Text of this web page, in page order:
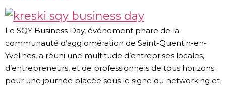
Le SQY Business Day, événement phare de la
communauté d’agglomération de Saint-Quentin-en-
Yvelines, a réuni une multitude d’entreprises locales,
d’entrepreneurs, et de professionnels de tous horizons
pour une journée placée sous le signe du networking et